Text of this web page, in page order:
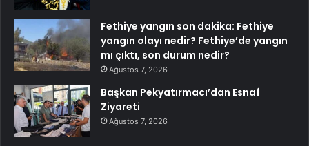
Fethiye yangın son dakika: Fethiye
yangın olayı nedir? Fethiye’de yangın
mı çıktı, son durum nedir?
Ağustos 7, 2026
Başkan Pekyatırmacı’dan Esnaf
Ziyareti
Ağustos 7, 2026